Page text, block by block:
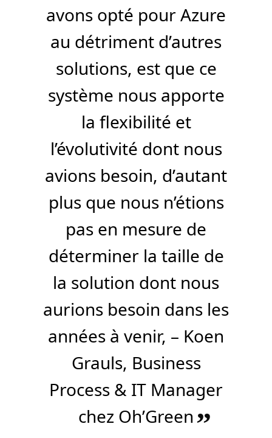
avons opté pour Azure
au détriment d’autres
solutions, est que ce
système nous apporte
la flexibilité et
l’évolutivité dont nous
avions besoin, d’autant
plus que nous n’étions
pas en mesure de
déterminer la taille de
la solution dont nous
aurions besoin dans les
années à venir, – Koen
Grauls, Business
Process & IT Manager
chez Oh’Green”